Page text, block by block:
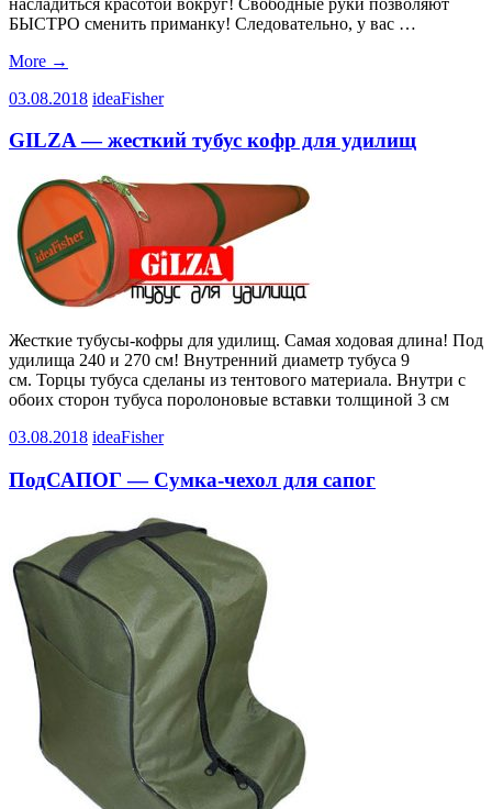
БЫСТРО сменить приманку! Следовательно, у вас …
More →
03.08.2018 ideaFisher
GILZA — жесткий тубус кофр для удилищ
Жесткие тубусы-кофры для удилищ. Самая ходовая длина! Под
удилища 240 и 270 см! Внутренний диаметр тубуса 9
см. Торцы тубуса сделаны из тентового материала. Внутри с
обоих сторон тубуса поролоновые вставки толщиной 3 см
03.08.2018 ideaFisher
ПодСАПОГ — Сумка-чехол для сапог